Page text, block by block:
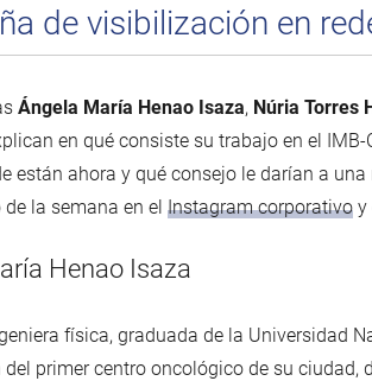
de visibilización en
Ángela María Henao Isaza, Núria Torres
en qué consiste su trabajo en el
están ahora y qué consejo le darían a
la semana en el Instagram corporativo y
Henao Isaza
física, graduada de la Universidad
primer centro oncológico de su